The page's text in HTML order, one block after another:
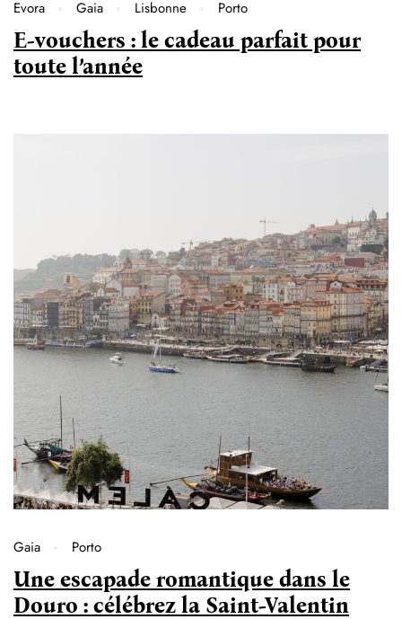
Evora Gaia Lisbonne Porto
E-vouchers : le cadeau parfait pour
toute l’année
Gaia Porto
Une escapade romantique dans le
Douro : célébrez la Saint-Valentin